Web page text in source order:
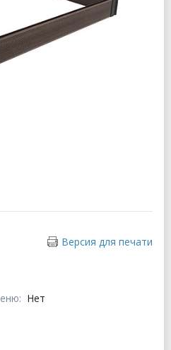
Версия для печати
Нет